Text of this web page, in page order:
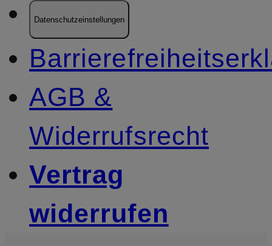
Datenschutzeinstellungen
AGB &
Widerrufsrecht
Vertrag
widerrufen